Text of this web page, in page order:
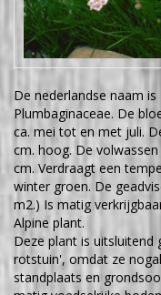
De nederlandse naam is
Plumbaginaceae. De
ca. mei tot en met juli.
cm. hoog. De
cm. Verdraagt een
winter groen. De
m2.) Is matig
Alpine plant.
Deze plant is uitsluitend
rotstuin', omdat ze
standplaats en